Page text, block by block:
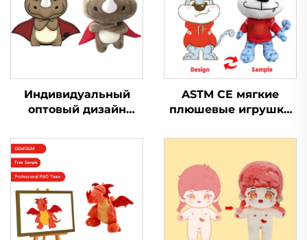
Индивидуальный
оптовый дизайн
Игрушка Плюшевый
Производство
Игрушки Мягкие
Игрушки Животное
Плюшевые на заказ
ASTM CE мягкие
плюшевые игрушки
изготовленные на
плюшевые игрушки
для продажи